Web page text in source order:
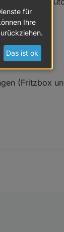
(Fritzbox
für
Ihre
Das ist ok